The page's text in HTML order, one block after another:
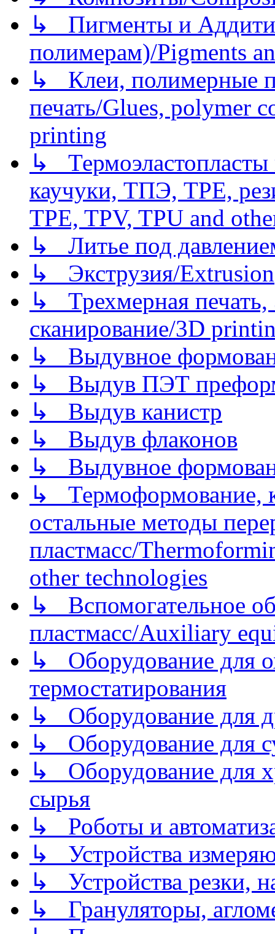
↳ Пигменты и
полимерам)/Pigments
↳ Клеи, полимерные
печать/Glues, polymer
printing
↳
каучуки, ТПЭ, TPE,
TPE, TPV, TPU and
↳ Литье под
↳ Экструзия/Extrusion
↳ Трехмерная
сканирование/3D
↳ Выдувное
↳ Выдув ПЭТ
↳ Выдув канистр
↳ Выдув флаконов
↳ Выдувное
↳ Термоформование,
остальные методы
пластмасс/
other technologies
↳ Вспомогательное
пластмасс/Auxiliary
↳ Оборудование для
термостатирования
↳ Оборудование для
↳ Оборудование для
↳ Оборудование для
сырья
↳ Роботы и
↳ Устройства
↳ Устройства резки,
↳ Грануляторы,